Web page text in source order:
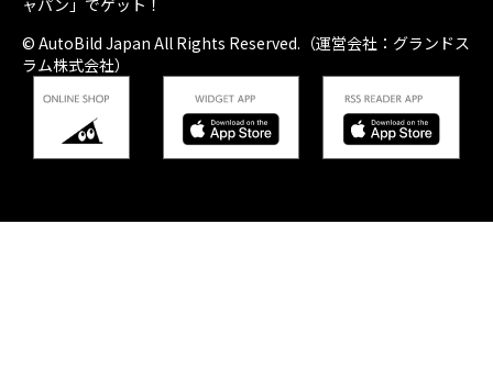
ャパン」でゲット！
© AutoBild Japan All Rights Reserved.（運営会社：グランドス
ラム株式会社）